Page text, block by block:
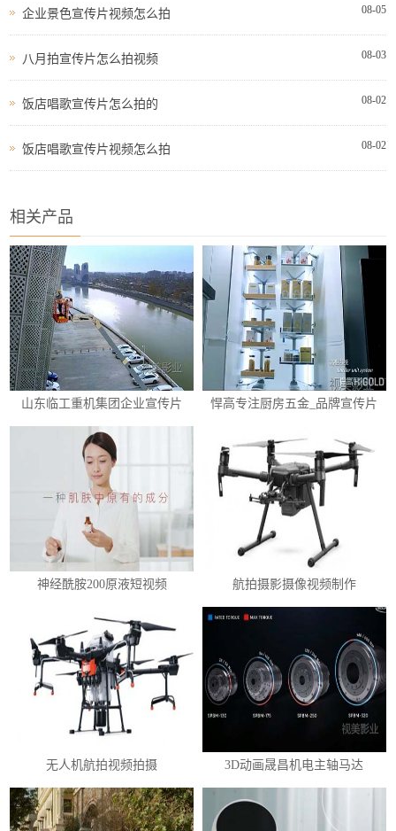
08-05
企业景色宣传片视频怎么拍
08-03
八月拍宣传片怎么拍视频
08-02
饭店唱歌宣传片怎么拍的
08-02
饭店唱歌宣传片视频怎么拍
相关产品
山东临工重机集团企业宣传片 悍高专注厨房五金_品牌宣传片
神经酰胺200原液短视频 航拍摄影摄像视频制作
无人机航拍视频拍摄 3D动画晟昌机电主轴马达